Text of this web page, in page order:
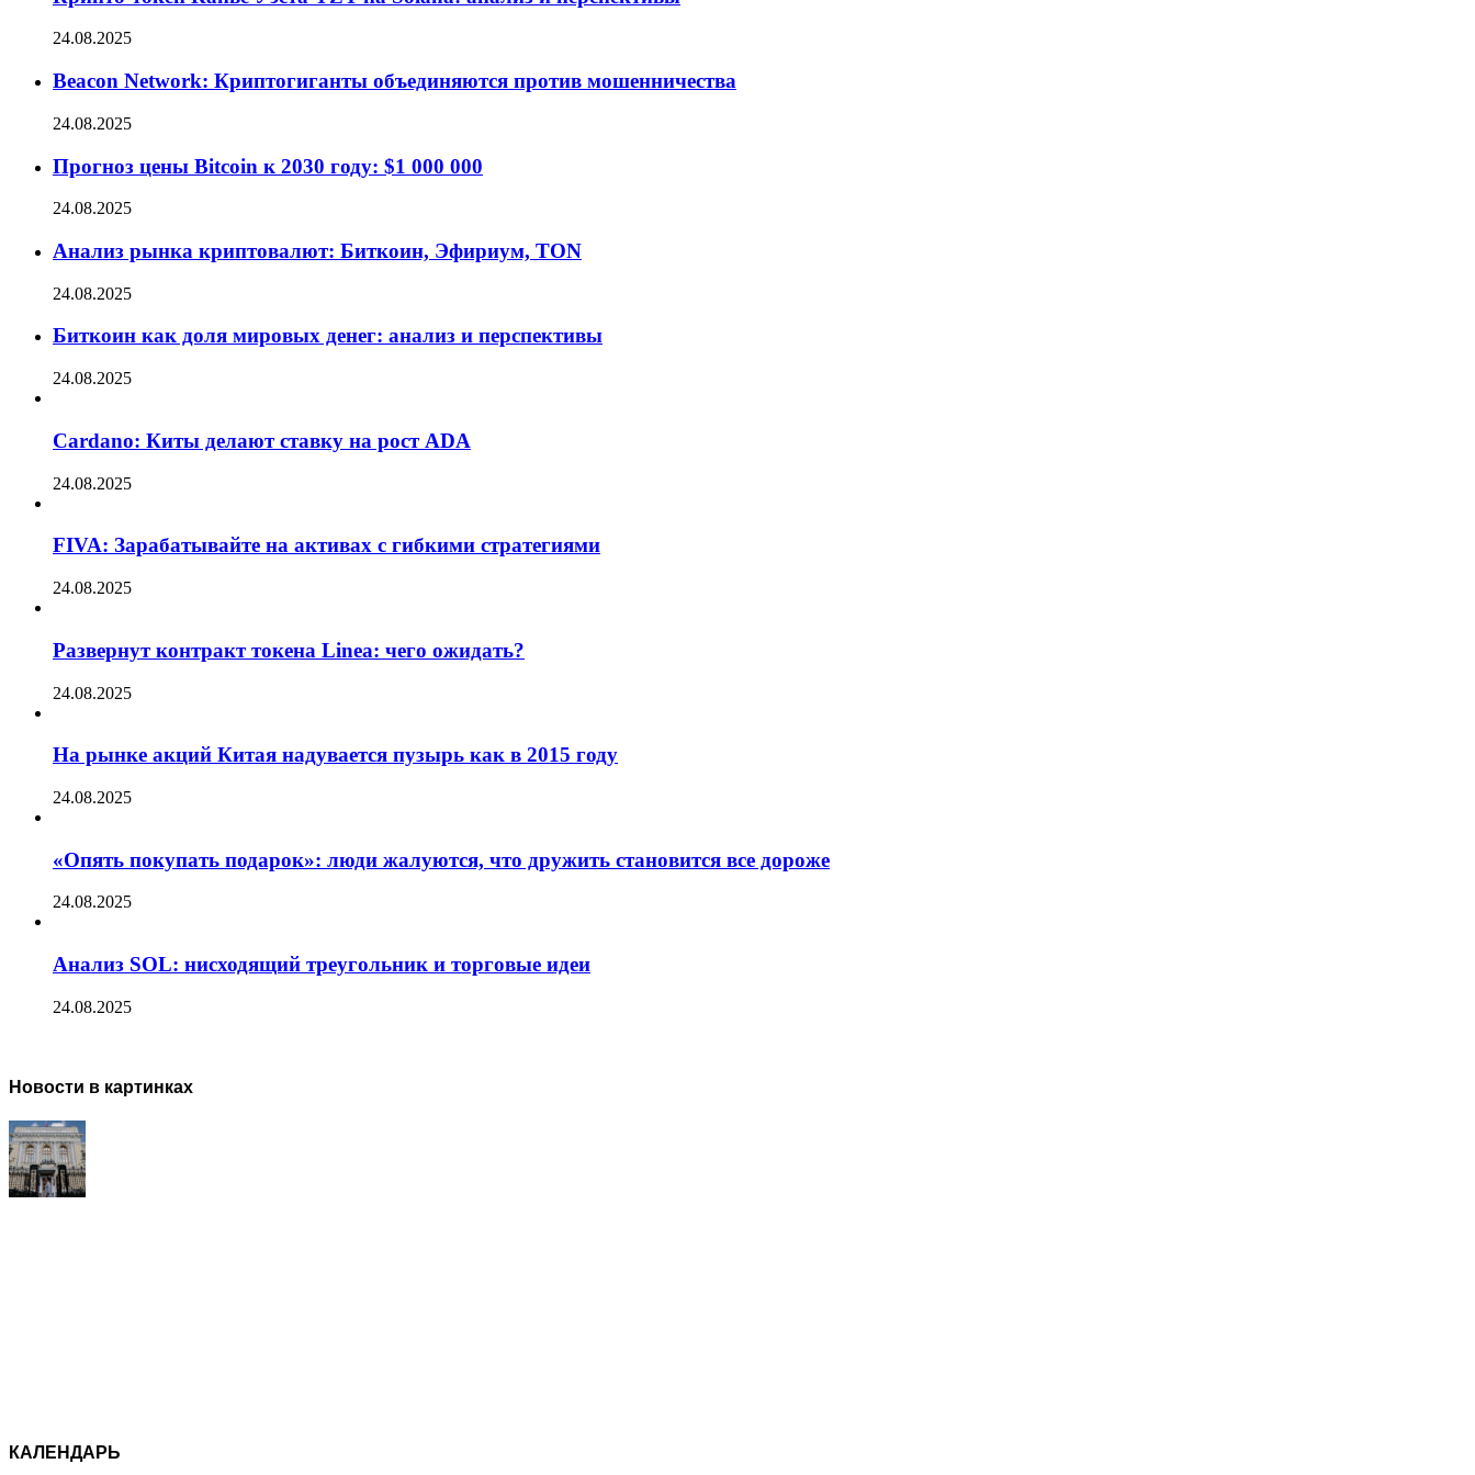
24.08.2025
Beacon Network: Криптогиганты объединяются против мошенничества
24.08.2025
Прогноз цены Bitcoin к 2030 году: $1 000 000
24.08.2025
Анализ рынка криптовалют: Биткоин, Эфириум, TON
24.08.2025
Биткоин как доля мировых денег: анализ и перспективы
24.08.2025
Cardano: Киты делают ставку на рост ADA
24.08.2025
FIVA: Зарабатывайте на активах с гибкими стратегиями
24.08.2025
Развернут контракт токена Linea: чего ожидать?
24.08.2025
На рынке акций Китая надувается пузырь как в 2015 году
24.08.2025
«Опять покупать подарок»: люди жалуются, что дружить становится все дороже
24.08.2025
Анализ SOL: нисходящий треугольник и торговые идеи
24.08.2025
Новости в картинках
КАЛЕНДАРЬ